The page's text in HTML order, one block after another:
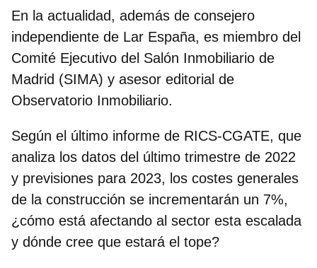
En la actualidad, además de consejero
independiente de Lar España, es miembro del
Comité Ejecutivo del Salón Inmobiliario de
Madrid (SIMA) y asesor editorial de
Observatorio Inmobiliario.
Según el último informe de RICS-CGATE, que
analiza los datos del último trimestre de 2022
y previsiones para 2023, los costes generales
de la construcción se incrementarán un 7%,
¿cómo está afectando al sector esta escalada
y dónde cree que estará el tope?